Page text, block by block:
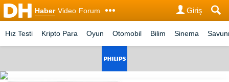
Haber Video Forum Giriş
Hız Testi Kripto Para Oyun Otomobil Bilim Sinema